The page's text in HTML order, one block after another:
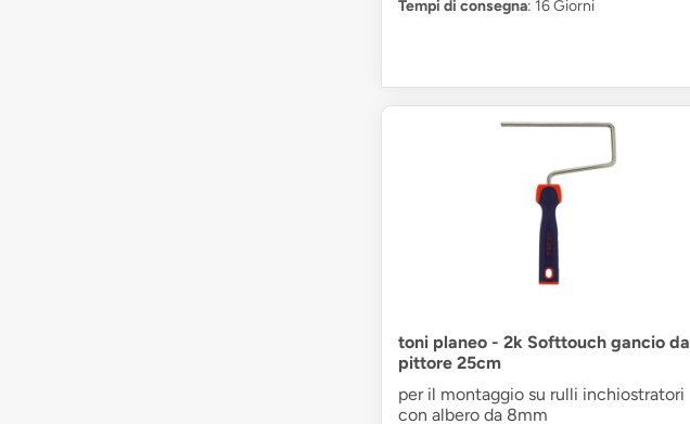
Tempi di consegna: 16 Giorni
toni planeo - 2k Softtouch gancio da
pittore 25cm
per il montaggio su rulli inchiostratori
con albero da 8mm